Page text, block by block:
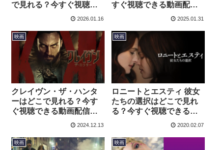
で見れる？今すぐ視聴で
きる動画配信サービスを
2026.01.16
すぐ視聴できる動画配信
サービスを紹介！
2025.01.31
映画
クレイヴン・ザ・ハンタ
ーはどこで見れる？今す
ぐ視聴できる動画配信サ
2024.12.13
映画
ロニートとエスティ 彼女
たちの選択はどこで見れ
る？今すぐ視聴できる動
画配信サービスを紹介！
2020.02.07
映画 映画